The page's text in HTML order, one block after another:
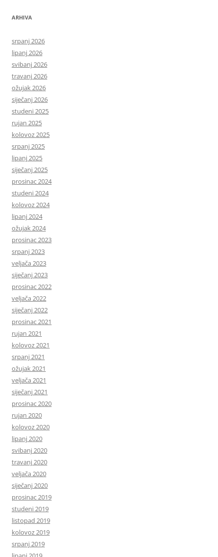
ARHIVA
srpanj 2026
lipanj 2026
svibanj 2026
travanj 2026
ožujak 2026
siječanj 2026
studeni 2025
rujan 2025
kolovoz 2025
srpanj 2025
lipanj 2025
siječanj 2025
prosinac 2024
studeni 2024
kolovoz 2024
lipanj 2024
ožujak 2024
prosinac 2023
srpanj 2023
veljača 2023
siječanj 2023
prosinac 2022
veljača 2022
siječanj 2022
prosinac 2021
rujan 2021
kolovoz 2021
srpanj 2021
ožujak 2021
veljača 2021
siječanj 2021
prosinac 2020
rujan 2020
kolovoz 2020
lipanj 2020
svibanj 2020
travanj 2020
veljača 2020
siječanj 2020
prosinac 2019
studeni 2019
listopad 2019
kolovoz 2019
srpanj 2019